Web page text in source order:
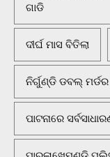
ଗାଡି
ଦୀର୍ଘ ମାସ ବିତିଲା
ନିର୍ଗୁଣ୍ଡି ଡବଲ୍
ପାଟନାରେ